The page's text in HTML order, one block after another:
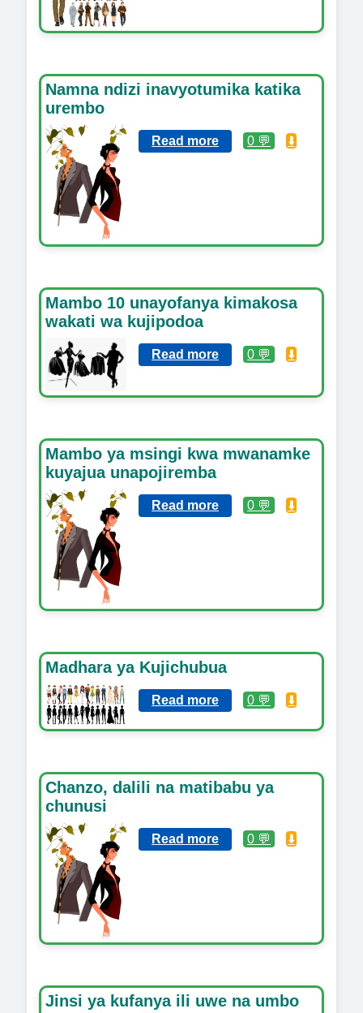
Namna ndizi inavyotumika katika
urembo
Read more 0 💬 ⬇️
Mambo 10 unayofanya kimakosa
wakati wa kujipodoa
Read more 0 💬 ⬇️
Mambo ya msingi kwa mwanamke
kuyajua unapojiremba
Read more 0 💬 ⬇️
Madhara ya Kujichubua
Read more 0 💬 ⬇️
Chanzo, dalili na matibabu ya
chunusi
Read more 0 💬 ⬇️
Jinsi ya kufanya ili uwe na umbo